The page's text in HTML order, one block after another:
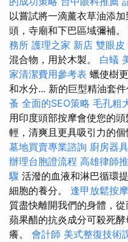
以嘗試將一滴薰衣草油添
頭，寺廟和下巴區域彌補。
務所 護理之家 新店 雙眼皮
混合物，用於木製。 白蟻
家清潔費用參考表 蠟使樹
和水分... 新的巨型精油套
蚤 全面的SEO策略 毛孔粗
用印度頭部按摩會使您的
輕，清爽且更具吸引力的個
墓地買賣專業諮詢 廚房器具
辦理台胞證流程 高雄律師
驟 活潑的血液和淋巴循環
細胞的養分。 逢甲放鬆按摩
質盡快離開我們的身體，從
蘋果醋的抗炎成分可殺死
癢。 會計師 美式整復技術